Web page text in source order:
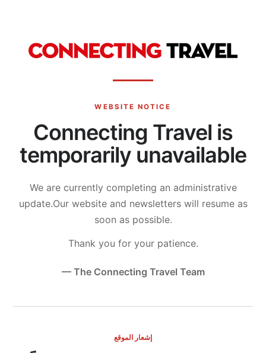
WEBSITE NOTICE
Connecting Travel is
temporarily unavailable
We are currently completing an administrative
update.Our website and newsletters will resume as
soon as possible.
Thank you for your patience.
— The Connecting Travel Team
إشعار الموقع